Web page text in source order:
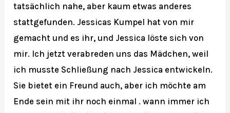
tatsächlich nahe, aber kaum etwas anderes
stattgefunden. Jessicas Kumpel hat von mir
gemacht und es ihr, und Jessica löste sich von
mir. Ich jetzt verabreden uns das Mädchen, weil
ich musste Schließung nach Jessica entwickeln.
Sie bietet ein Freund auch, aber ich möchte am
Ende sein mit ihr noch einmal . wann immer ich